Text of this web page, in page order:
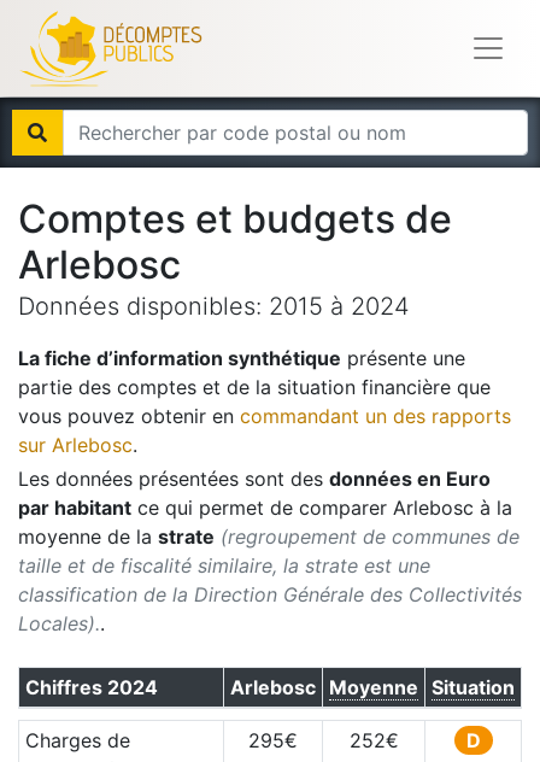
Comptes et budgets de
Arlebosc
Données disponibles: 2015 à 2024
La fiche d’information synthétique présente une
partie des comptes et de la situation financière que
vous pouvez obtenir en commandant un des rapports
sur Arlebosc.
Les données présentées sont des données en Euro
par habitant ce qui permet de comparer Arlebosc à la
moyenne de la strate (regroupement de communes de
taille et de fiscalité similaire, la strate est une
classification de la Direction Générale des Collectivités
Locales)..
Chiffres 2024 Arlebosc Moyenne Situation
Charges de
295€ 252€ D